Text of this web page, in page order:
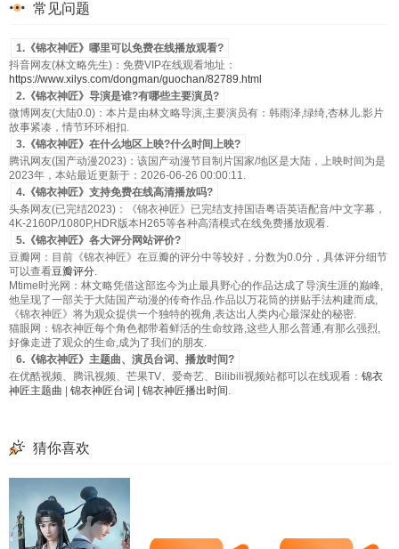
常见问题
1.《锦衣神匠》哪里可以免费在线播放观看?
抖音网友(林文略先生)：免费VIP在线观看地址：
https://www.xilys.com/dongman/guochan/82789.html
2.《锦衣神匠》导演是谁?有哪些主要演员?
微博网友(大陆0.0)：本片是由林文略导演,主要演员有：韩雨泽,绿绮,杏林儿.影片
故事紧凑，情节环环相扣.
3.《锦衣神匠》在什么地区上映?什么时间上映?
腾讯网友(国产动漫2023)：该国产动漫节目制片国家/地区是大陆，上映时间为是
2023年，本站最近更新于：2026-06-26 00:00:11.
4.《锦衣神匠》支持免费在线高清播放吗?
头条网友(已完结2023)：《锦衣神匠》已完结支持国语粤语英语配音/中文字幕，
4K-2160P/1080P,HDR版本H265等各种高清模式在线免费播放观看.
5.《锦衣神匠》各大评分网站评价?
豆瓣网：目前《锦衣神匠》在豆瓣的评分中等较好，分数为0.0分，具体评分细节
可以查看豆瓣评分.
Mtime时光网：林文略凭借这部迄今为止最具野心的作品达成了导演生涯的巅峰,
他呈现了一部关于大陆国产动漫的传奇作品.作品以万花筒的拼贴手法构建而成,
《锦衣神匠》将为观众提供一个独特的视角,表达出人类内心最深处的秘密.
猫眼网：锦衣神匠每个角色都带着鲜活的生命纹路,这些人那么普通,有那么强烈,
好像走进了观众的生命,成为了我们的朋友.
6.《锦衣神匠》主题曲、演员台词、播放时间?
在优酷视频、腾讯视频、芒果TV、爱奇艺、Bilibili视频站都可以在线观看： 锦衣
神匠主题曲
锦衣神匠台词 锦衣神匠播出时间 .
猜你喜欢